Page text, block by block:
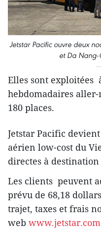
Jetstar Pacific ouvre deux
et Da Nang-
Elles sont exploitées
hebdomadaires
180 places.
Jetstar Pacific
aérien low-cost du
directes à destination
Les clients peuvent
prévu de 68,18
trajet, taxes et frais
web www.jetstar.com